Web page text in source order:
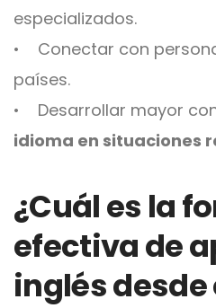
especializados.
• Conectar con
países.
• Desarrollar mayor
idioma en situaciones
¿Cuál es la
efectiva de
inglés desde